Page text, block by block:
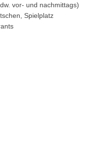
vor- und nachmittags)
Spielplatz